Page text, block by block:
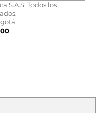
S.A.S. Todos los